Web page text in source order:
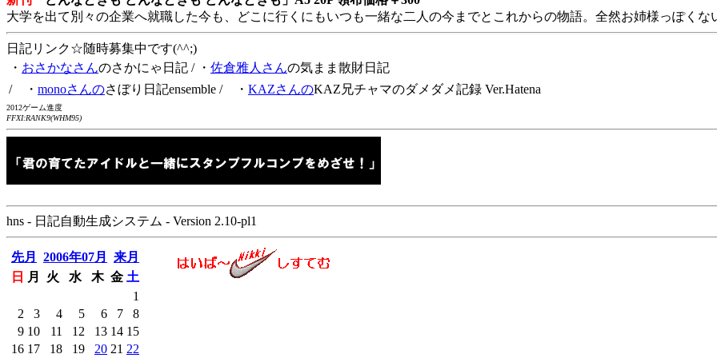
大学を出て別々の企業へ就職した今も、どこに行くにもいつも一緒な二人の今までとこれからの物語。全然お姉様っぽくな
日記リンク☆随時募集中です(^^;)
・ おさかなさんのさかにゃ日記 / ・ 佐倉雅人さんの気まま散財日記
/ ・ monoさんのさぼり日記ensemble / ・ KAZさんのKAZ兄チャマのダメダメ記録 Ver.Hatena
2012ゲーム進度
FFXI:RANK9(WHM95)
hns - 日記自動生成システム - Version 2.10-pl1
先月 2006年07月
来月
日
月 火 水 木 金 土
1
2
3 4 5 6 7
8
9 10 11 12 13 14 15
16 17 18 19 20 21 22